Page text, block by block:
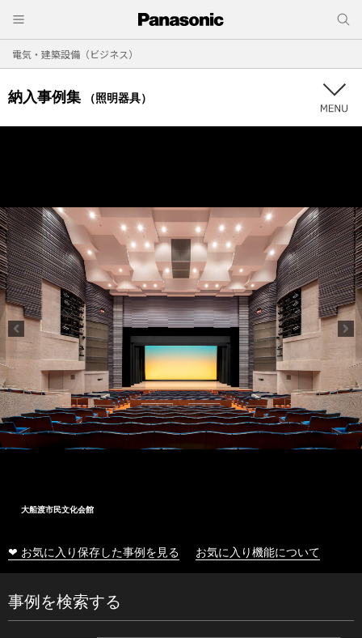
電気・建築設備（ビジネス）
納入事例集 （照明器具）
大船渡市民文化会館
❤ お気に入り保存した事例を見る お気に入り機能について
事例を検索する